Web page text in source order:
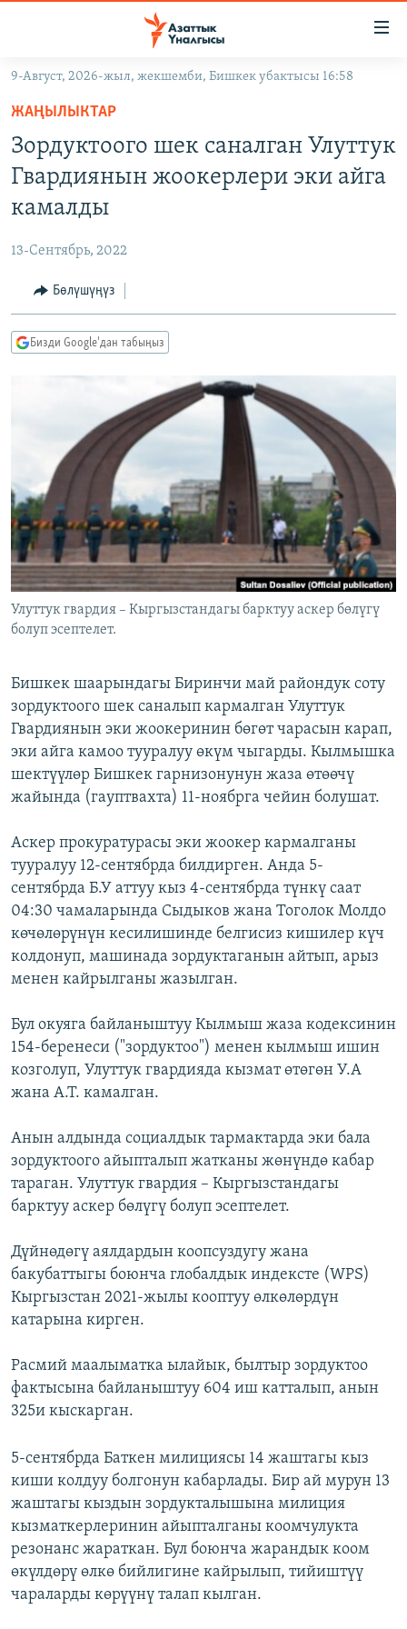
Навигацияга
өтүңүз
Издөөгө
салыңызКЫРГЫЗСТАН
МАДАНИЯТ
ДҮЙНӨ
УКРАИНА
ТВ ПРОГРАММАЛАР
БҮГҮН АЗАТТЫКТА
ЭЖЕ-СИҢДИЛЕР
АЗАТТЫК+
ЫҢГАЙСЫЗ СУРООЛОР
ПОДКАСТ
Русский
ОНЛАЙН ШЕРИНЕ
ЭЕ/АРнун бардык сайттары
9-Август, 2026-жыл, жекшемби, Бишкек убактысы 16:58
ЖАҢЫЛЫКТАР
Зордуктоого шек саналган Улуттук
Гвардиянын жоокерлери эки айга
камалды
13-Сентябрь, 2022
Бөлүшүңүз
Бизди Google'дан табыңыз
Улуттук гвардия – Кыргызстандагы барктуу аскер бөлүгү
болуп эсептелет.
Бишкек шаарындагы Биринчи май райондук соту
зордуктоого шек саналып кармалган Улуттук
Гвардиянын эки жоокеринин бөгөт чарасын карап,
эки айга камоо тууралуу өкүм чыгарды. Кылмышка
шектүүлөр Бишкек гарнизонунун жаза өтөөчү
жайында (гауптвахта) 11-ноябрга чейин болушат.
Аскер прокуратурасы эки жоокер кармалганы
тууралуу 12-сентябрда билдирген. Анда 5-
сентябрда Б.У аттуу кыз 4-сентябрда түнкү саат
04:30 чамаларында Сыдыков жана Тоголок Молдо
көчөлөрүнүн кесилишинде белгисиз кишилер күч
колдонуп, машинада зордуктаганын айтып, арыз
менен кайрылганы жазылган.
Бул окуяга байланыштуу Кылмыш жаза кодексинин
154-беренеси ("зордуктоо") менен кылмыш ишин
козголуп, Улуттук гвардияда кызмат өтөгөн У.А
жана А.Т. камалган.
Анын алдында социалдык тармактарда эки бала
зордуктоого айыпталып жатканы жөнүндө кабар
тараган. Улуттук гвардия – Кыргызстандагы
барктуу аскер бөлүгү болуп эсептелет.
Дүйнөдөгү аялдардын коопсуздугу жана
бакубаттыгы боюнча глобалдык индексте (WPS)
Кыргызстан 2021-жылы кооптуу өлкөлөрдүн
катарына кирген.
Расмий маалыматка ылайык, былтыр зордуктоо
фактысына байланыштуу 604 иш катталып, анын
325и кыскарган.
5-сентябрда Баткен милициясы 14 жаштагы кыз
киши колдуу болгонун кабарлады. Бир ай мурун 13
жаштагы кыздын зордукталышына милиция
кызматкерлеринин айыпталганы коомчулукта
резонанс жараткан. Бул боюнча жарандык коом
өкүлдөрү өлкө бийлигине кайрылып, тийиштүү
чараларды көрүүнү талап кылган.